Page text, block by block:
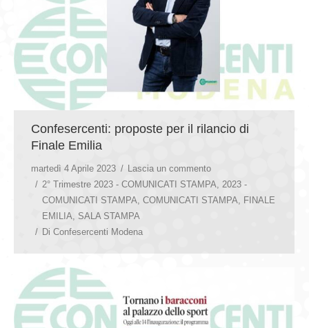
Confesercenti: proposte per il rilancio di
Finale Emilia
martedì 4 Aprile 2023
Lascia un commento
2° Trimestre 2023 - COMUNICATI STAMPA, 2023 -
COMUNICATI STAMPA, COMUNICATI STAMPA, FINALE
EMILIA, SALA STAMPA
Di Confesercenti Modena